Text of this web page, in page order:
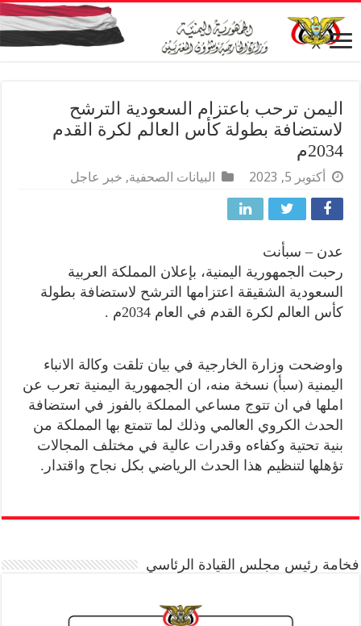
اليمن ترحب باعتزام السعودية الترشح
لاستضافة بطولة كأس العالم لكرة القدم
2034م
أكتوبر 5, 2023 البيانات الصحفية, خبر عاجل
عدن – سبأنت
رحبت الجمهورية اليمنية، بإعلان المملكة العربية
السعودية الشقيقة اعتزامها الترشح لاستضافة بطولة
كأس العالم لكرة القدم في العام 2034م .
واوضحت وزارة الخارجية في بيان تلقت وكالة الانباء
اليمنية (سبأ) نسخة منه، ان الجمهورية اليمنية تعرب عن
املها في ان تتوج مساعي المملكة بالفوز في استضافة
الحدث الكروي العالمي وذلك لما تتمتع بها المملكة من
بنية تحتية وكفاءه وقدرات عالية في مختلف المجالات
تؤهلها لتنظيم هذا الحدث الرياضي بكل نجاح واقتدار.
فخامة رئيس مجلس القيادة الرئاسي